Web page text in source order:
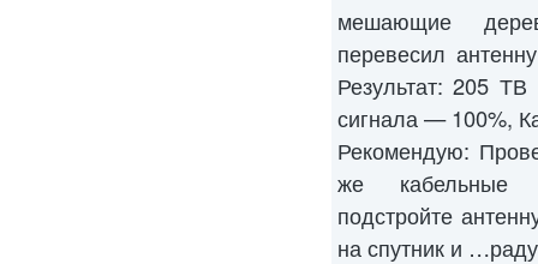
мешающие
перевесил
Результат: 205
сигнала — 100%,
Рекомендую:
же кабельные
подстройте
на спутник и